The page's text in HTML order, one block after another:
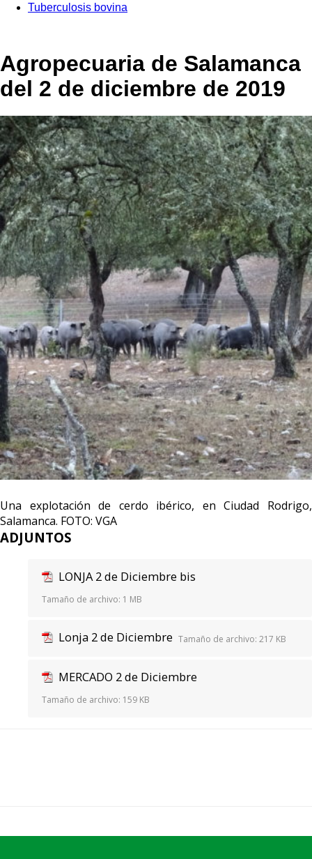
Tuberculosis bovina
Agropecuaria de Salamanca
del 2 de diciembre de 2019
Una explotación de cerdo ibérico, en Ciudad Rodrigo,
Salamanca. FOTO: VGA
ADJUNTOS
LONJA 2 de Diciembre bis
Tamaño de archivo: 1 MB
Lonja 2 de Diciembre Tamaño de archivo: 217 KB
MERCADO 2 de Diciembre
Tamaño de archivo: 159 KB